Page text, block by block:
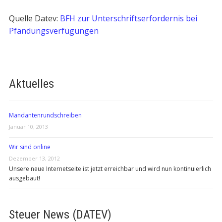
Aktuelles
Mandantenrundschreiben
Januar 10, 2013
Wir sind online
Dezember 13, 2012
Unsere neue Internetseite ist jetzt erreichbar und wird nun kontinuierlich
ausgebaut!
Quelle Datev: BFH zur Unterschriftserfordernis bei
Pfändungsverfügungen
Steuer News (DATEV)